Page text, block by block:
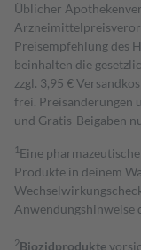
Üblicher
Preisempfehlung des
beinhalten die
zzgl. 3,95 €
frei. Preisänderungen
und Gratis-Beigaben
1 Eine
Produkte in deinem
Anwendungshinweise
2Biozidprodukte